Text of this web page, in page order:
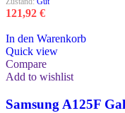
121,92 €
In den Warenkorb
Quick view
Compare
Add to wishlist
Samsung A125F